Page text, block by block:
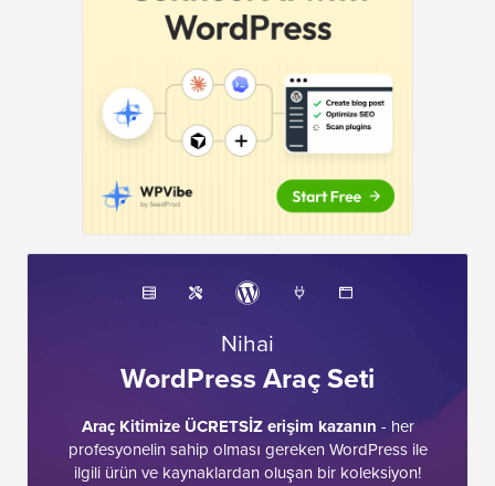
Nihai
WordPress Araç Seti
Araç Kitimize ÜCRETSİZ erişim kazanın - her
profesyonelin sahip olması gereken WordPress ile
ilgili ürün ve kaynaklardan oluşan bir koleksiyon!